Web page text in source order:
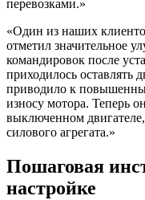
перевозками.»
«Один из наших
отметил значительное
командировок после
приходилось оставлять
приводило к
износу мотора. Теперь
выключенном
силового агрегата.»
Пошаговая
настройке